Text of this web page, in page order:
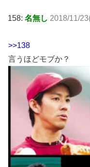
158: 名無し 2018/11/
>>138
言うほどモブか？